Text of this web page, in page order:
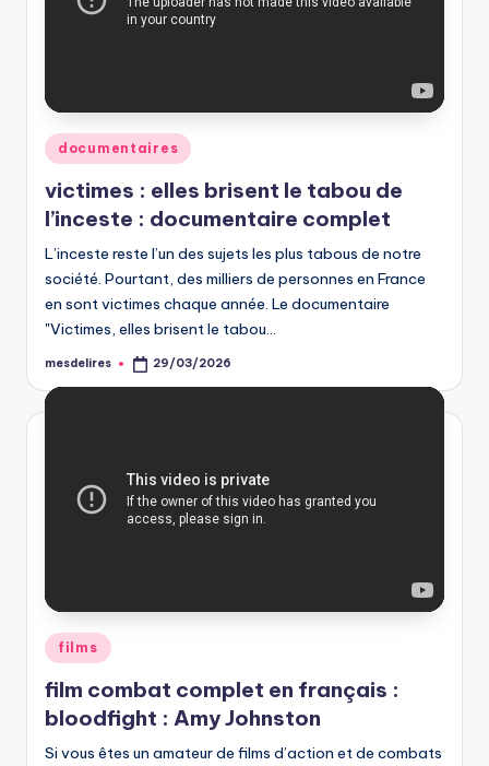
Posted
in
documentaires
victimes : elles brisent le tabou de
l’inceste : documentaire complet
L’inceste reste l’un des sujets les plus tabous de notre
société. Pourtant, des milliers de personnes en France
en sont victimes chaque année. Le documentaire
"Victimes, elles brisent le tabou…
Posted
mesdelires 29/03/2026
Posted
in
films
film combat complet en français :
bloodfight : Amy Johnston
Si vous êtes un amateur de films d’action et de combats